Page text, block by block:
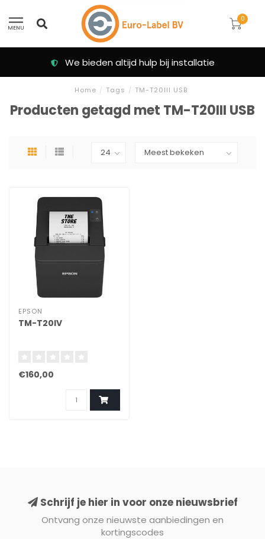
MENU
0
We bieden altijd hulp bij installatie
Home / Tags / TM-T20III USB
Producten getagd met TM-T20III USB
EPSON
TM-T20IV
€160,00
Schrijf je hier in voor onze nieuwsbrief
Ontvang onze nieuwste aanbiedingen en
kortingscodes